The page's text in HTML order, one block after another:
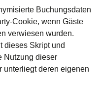
Buchungsdaten
Cookie, wenn Gäste
verwiesen wurden.
dieses Skript und
Nutzung dieser
unterliegt deren eigenen